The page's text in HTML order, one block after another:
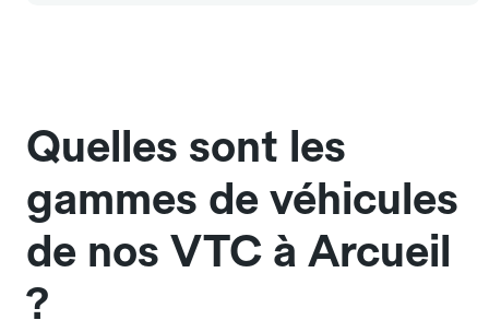
Quelles sont les
gammes de véhicules
de nos VTC à Arcueil
?